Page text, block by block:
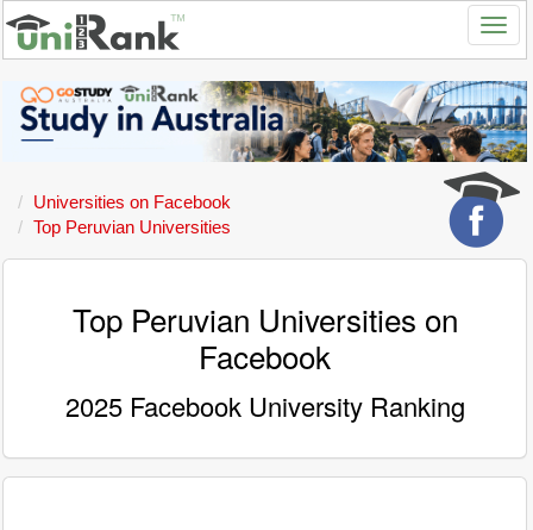
Universities on Facebook
Top Peruvian Universities
Top Peruvian Universities on
Facebook
2025 Facebook University Ranking